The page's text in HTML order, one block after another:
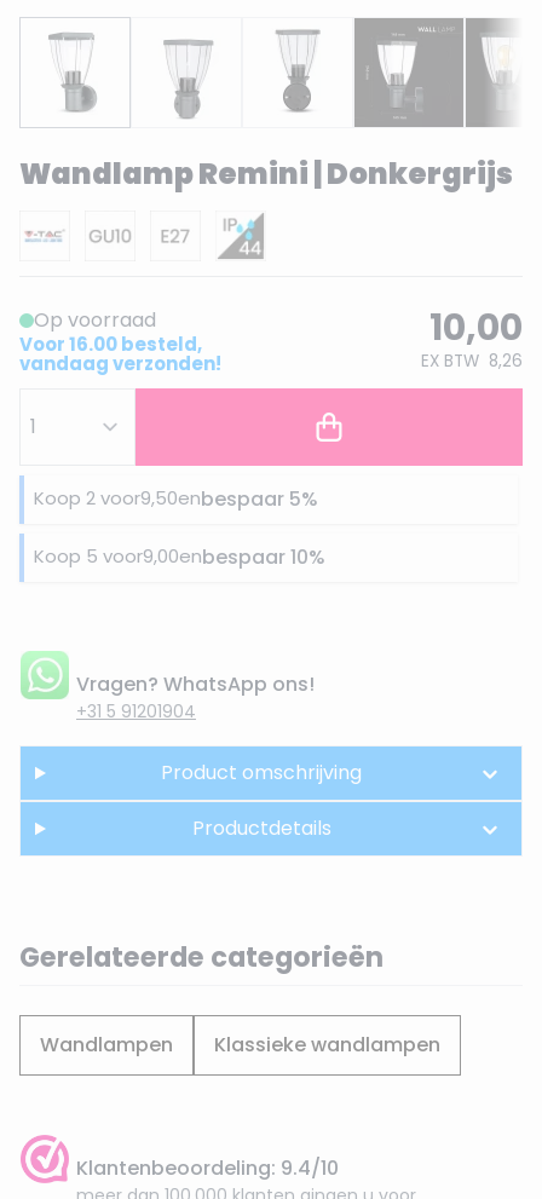
Wandlamp Remini | Donkergrijs
Op voorraad
Voor 16.00 besteld,
vandaag verzonden!
10,00
EX BTW 8,26
Koop 2 voor9,50enbespaar 5%
Koop 5 voor9,00enbespaar10%
Vragen? WhatsApp ons!
+31 5 91201904
Product omschrijving
Productdetails
Gerelateerde categorieën
Wandlampen Klassieke wandlampen
Klantenbeoordeling: 9.4/10